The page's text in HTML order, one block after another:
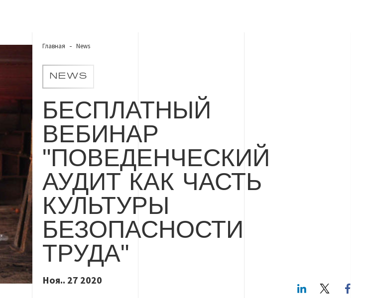
Главная News
NEWS
БЕСПЛАТНЫЙ
ВЕБИНАР
"ПОВЕДЕНЧЕСКИЙ
АУДИТ КАК ЧАСТЬ
КУЛЬТУРЫ
БЕЗОПАСНОСТИ
ТРУДА"
Ноя.. 27 2020
LinkedIn